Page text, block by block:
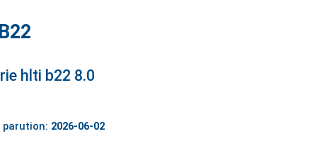
hlti b22 8.0
parution: 2026-06-02